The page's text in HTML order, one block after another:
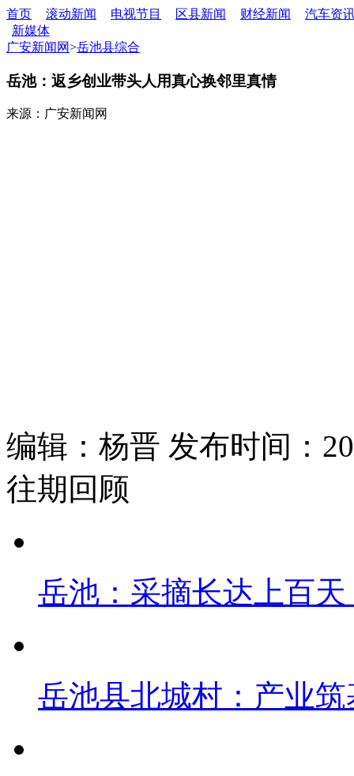
首页 滚动新闻 电视节目 区县新闻 财经新闻
汽车资
新媒体
广安新闻网>岳池县综合
岳池：返乡创业带头人用真心换邻里真情
来源：广安新闻网
编辑：杨晋 发布时间：
往期回顾
岳池：采摘长达上百
岳池县北城村：产业